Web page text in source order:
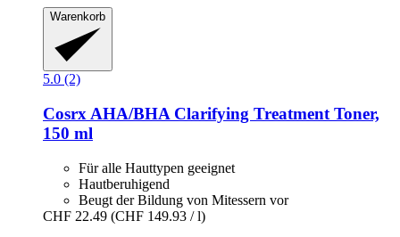
Warenkorb
5.0 (2)
Cosrx AHA/BHA Clarifying Treatment Toner,
150 ml
Für alle Hauttypen geeignet
Hautberuhigend
Beugt der Bildung von Mitessern vor
CHF 22.49 (CHF 149.93 / l)